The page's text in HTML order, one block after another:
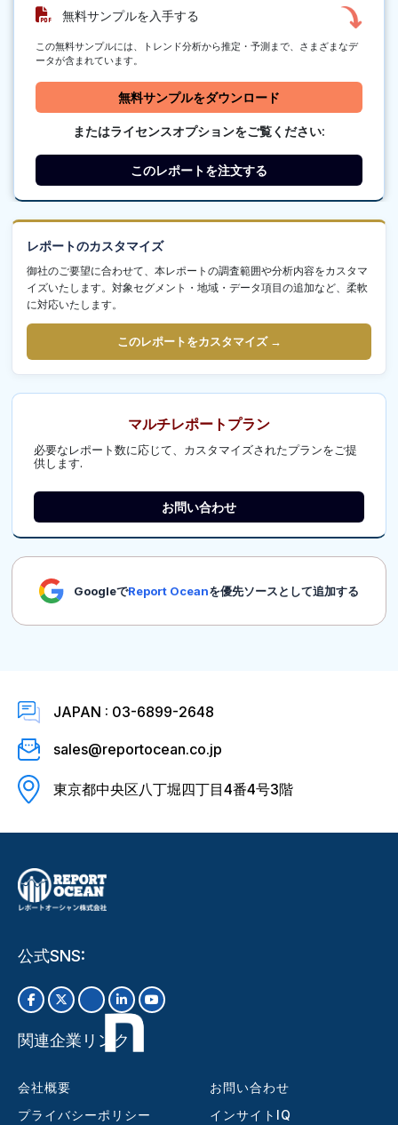
無料サンプルを入手する
この無料サンプルには、トレンド分析から推定・予測まで、さまざまなデ
ータが含まれています。
無料サンプルをダウンロード
またはライセンスオプションをご覧ください:
このレポートを注文する
レポートのカスタマイズ
御社のご要望に合わせて、本レポートの調査範囲や分析内容をカスタマ
イズいたします。対象セグメント・地域・データ項目の追加など、柔軟
に対応いたします。
このレポートをカスタマイズ →
マルチレポートプラン
必要なレポート数に応じて、カスタマイズされたプランをご提
供します.
お問い合わせ
GoogleでReport Oceanを優先ソースとして追加する
JAPAN : 03-6899-2648
sales@reportocean.co.jp
東京都中央区八丁堀四丁目4番4号3階
公式SNS:
関連企業リンク
会社概要
プライバシーポリシー
お問い合わせ
インサイトIQ